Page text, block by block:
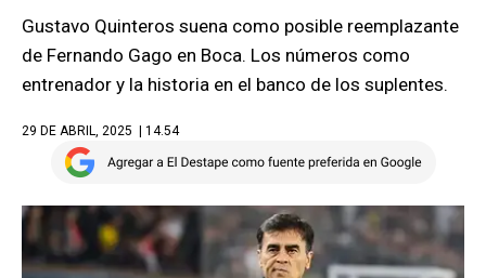
Gustavo Quinteros suena como posible reemplazante
de Fernando Gago en Boca. Los números como
entrenador y la historia en el banco de los suplentes.
29 DE ABRIL, 2025 | 14.54